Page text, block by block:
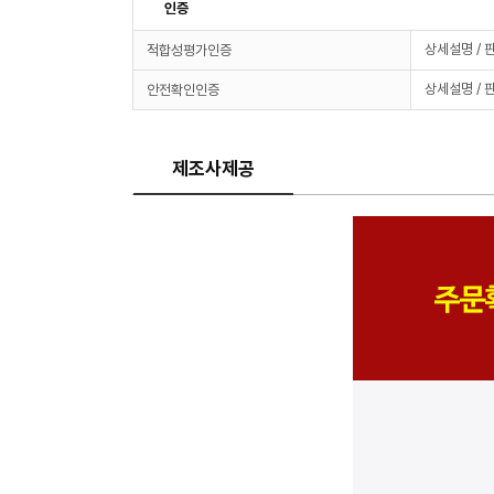
인증
적합성평가인증 상세설명 /
안전확인인증 상세설명 /
제조사제공